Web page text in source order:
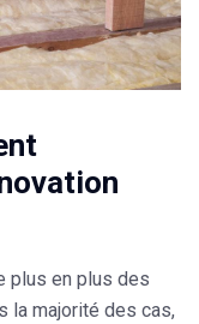
plus en plus des
la majorité des cas,